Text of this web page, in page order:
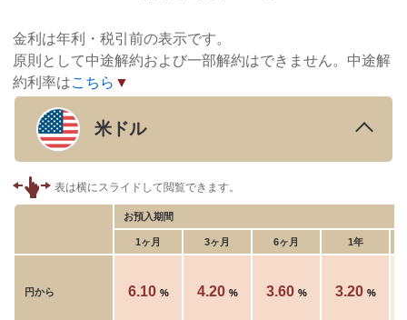
金利は年利・税引前の表示です。
原則として中途解約および一部解約はできません。中途解
約利率はこちら ▼
米ドル
お預入期間
1ヶ月 3ヶ月 6ヶ月 1年
円から 6.10 % 4.20 % 3.60 % 3.20 %